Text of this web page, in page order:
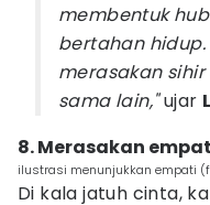
membentuk
bertahan
merasakan
sama lain,"ujar
8. Merasakan
ilustrasi menunjukkan empati
Di kala jatuh cinta,